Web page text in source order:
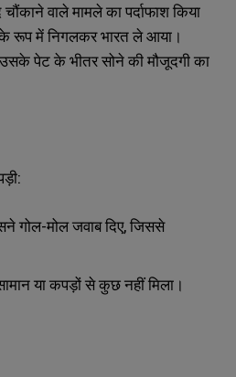
वाले मामले का पर्दाफाश किया
रूप में निगलकर भारत ले आया।
उसके पेट के भीतर सोने की मौजूदगी का
गोल-मोल जवाब दिए, जिससे
या कपड़ों से कुछ नहीं मिला।